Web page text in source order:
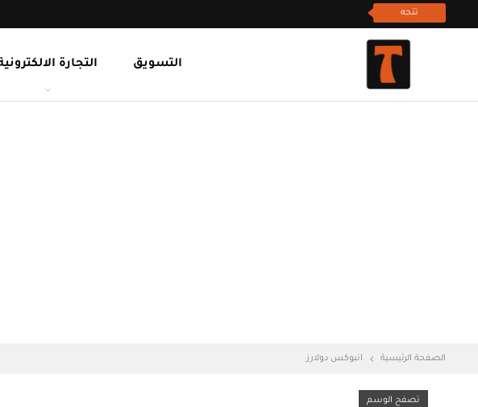
تتجه
التجارة التسويق
الصفحة الرئيسية انبوكس دولارز
تصفح الوسم